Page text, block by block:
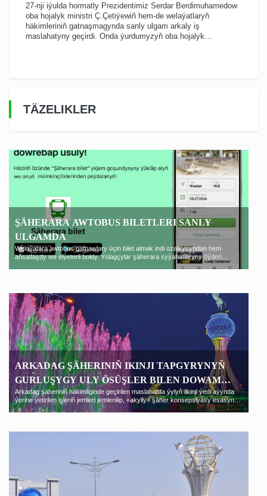
27-nji iýulda hormatly Prezidentimiz Serdar Berdimuhamedow
oba hojalyk ministri Ç.Çetiýewiň hem-de welaýatlaryň
häkimleriniň gatnaşmagynda sanly ulgam arkaly iş
maslahatyny geçirdi. Onda ýurdumyzyň oba hojalyk
TÄZELIKLER
ŞÄHERARA AWTOBUS BILETLERI SANLY
ULGAMDA
Welaýatara awtobus gatnawlary üçin bilet almak indi ozalkysyndan hem
aňsatlaşdy we elýeterli boldy. Ýolagçylar şäherara syýahatlaryny öýden
çykmazdan, birnäçe minutda meýilleşdirip bilýärler. Bu täze ulgam adaty
ARKADAG ŞÄHERINIŇ IKINJI TAPGYRYNYŇ
GURLUŞYGY ULY ÖSÜŞLER BILEN DOWAM
ETDIRILÝÄR
Arkadag şäheriniň häkimliginde geçirilen maslahatda ýylyň ilkinji ýedi aýynda
ýerine ýetirilen işleriň jemleri jemlenilip, «akylly» şäher konsepsiýasy esasynda
bina edilýän Arkadag şäheriniň ikinji tapgyrynyň gurluşygynyň ýokary depginler